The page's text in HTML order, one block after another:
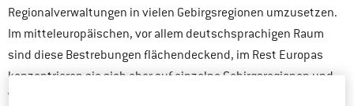
Regionalverwaltungen in vielen Gebirgsregionen umzusetzen.
Im mitteleuropäischen, vor allem deutschsprachigen Raum
sind diese Bestrebungen flächendeckend, im Rest Europas
konzentrieren sie sich eher auf einzelne Gebirgsregionen und
Wege mit hohem Besucheraufkommen.